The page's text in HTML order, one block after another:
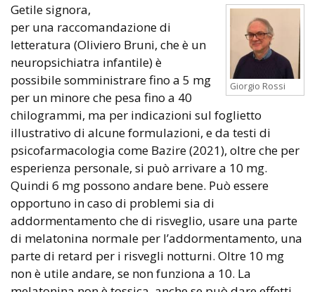
Giorgio Rossi
Getile signora,
per una raccomandazione di
letteratura (Oliviero Bruni, che è un
neuropsichiatra infantile) è
possibile somministrare fino a 5 mg
per un minore che pesa fino a 40
chilogrammi, ma per indicazioni sul foglietto
illustrativo di alcune formulazioni, e da testi di
psicofarmacologia come Bazire (2021), oltre che per
esperienza personale, si può arrivare a 10 mg.
Quindi 6 mg possono andare bene. Può essere
opportuno in caso di problemi sia di
addormentamento che di risveglio, usare una parte
di melatonina normale per l’addormentamento, una
parte di retard per i risvegli notturni. Oltre 10 mg
non è utile andare, se non funziona a 10. La